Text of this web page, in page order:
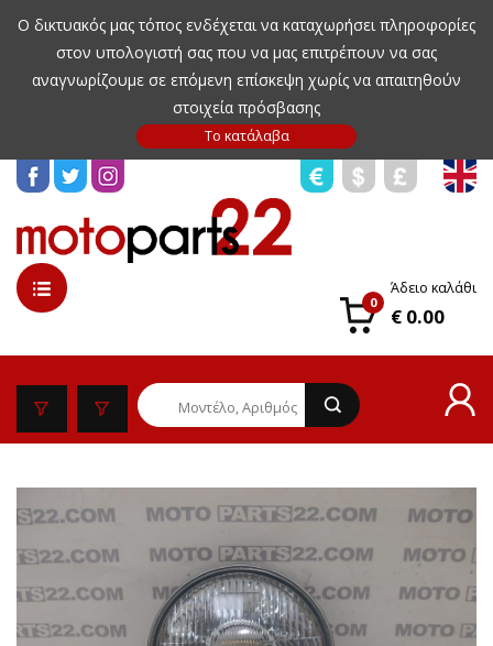
Ο δικτυακός μας τόπος ενδέχεται να καταχωρήσει πληροφορίες
στον υπολογιστή σας που να μας επιτρέπουν να σας
αναγνωρίζουμε σε επόμενη επίσκεψη χωρίς να απαιτηθούν
στοιχεία πρόσβασης
0
Άδειο καλάθι
€ 0.00